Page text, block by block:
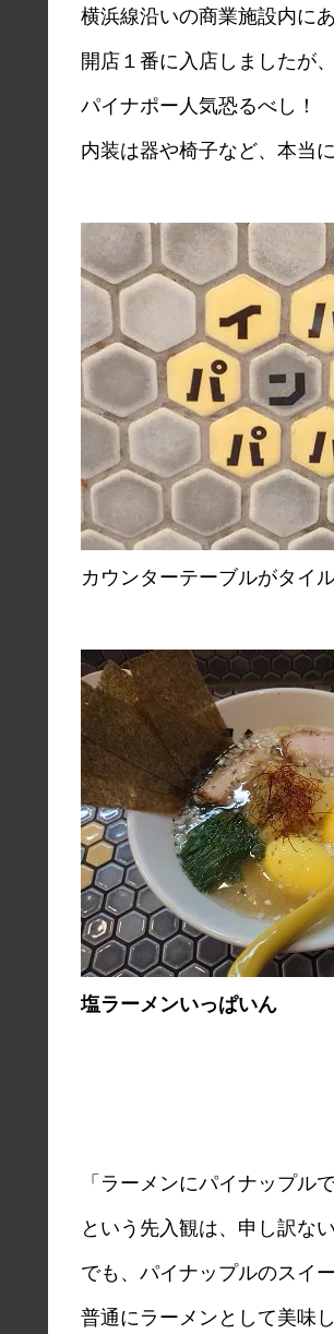
横浜線沿いの商業施設内に
開店１番に入店しましたが
パイナポー人気恐るべし！
内装は器や椅子など、本当
カウンターテーブルがタイ
塩ラーメンいっぱいん
「ラーメンにパイナップル
という先入観は、申し訳な
でも、パイナップルのスイ
普通にラーメンとして美味し